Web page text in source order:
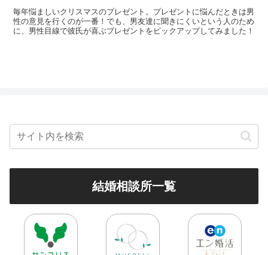
毎年悩ましいクリスマスのプレゼント。プレゼントに悩んだときは男
性の意見を行くのが一番！でも、男友達に聞きにくいという人のため
に、男性目線で彼氏が喜ぶプレゼントをピックアップしてみました！
結婚相談所一覧